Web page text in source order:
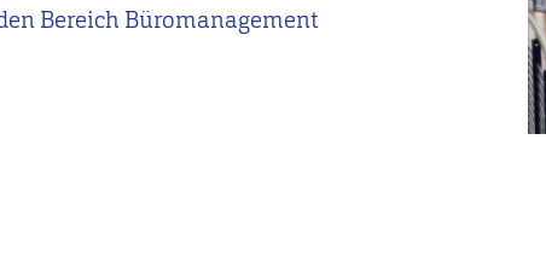
Bereich Büromanagement